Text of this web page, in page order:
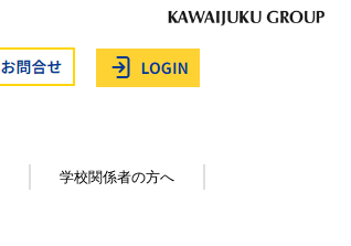
学校関係者の方へ